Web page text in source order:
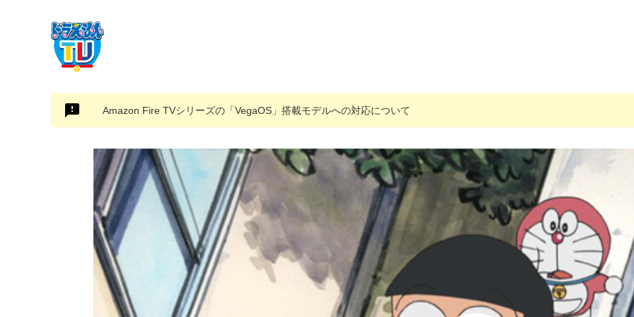
Amazon Fire TVシリーズの「VegaOS」搭載モデルへの対応について